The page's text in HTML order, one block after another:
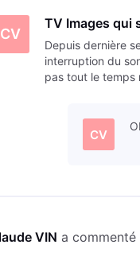
CV
TV Images qui
Depuis dernière
interruption du
pas tout le temps
CV
VIN a